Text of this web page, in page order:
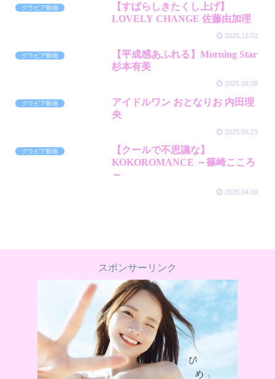
グラビア動画
【すばらしきたくし上げ】
LOVELY CHANGE 佐藤由加理
2025.12.02
グラビア動画
【平成感あふれる】Morning Star
杉本有美
2025.06.08
グラビア動画
アイドルワン おとなりお 内田理
央
2025.05.23
グラビア動画
【クールで不思議な】
KOKOROMANCE ～篠崎こころ
～
2025.04.09
スポンサーリンク